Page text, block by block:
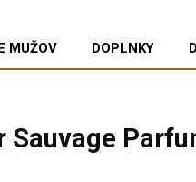
MUŽOV DOPLNKY
Sauvage